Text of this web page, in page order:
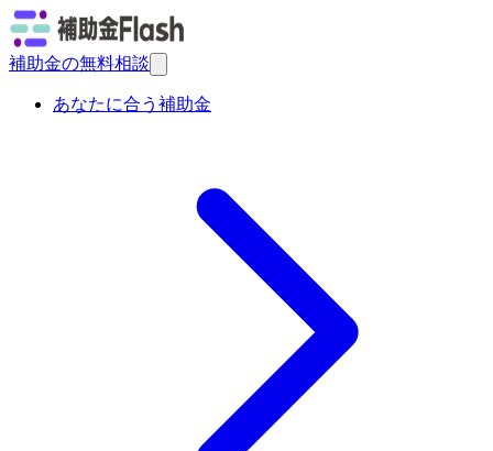
補助金の無料相談
あなたに合う補助金